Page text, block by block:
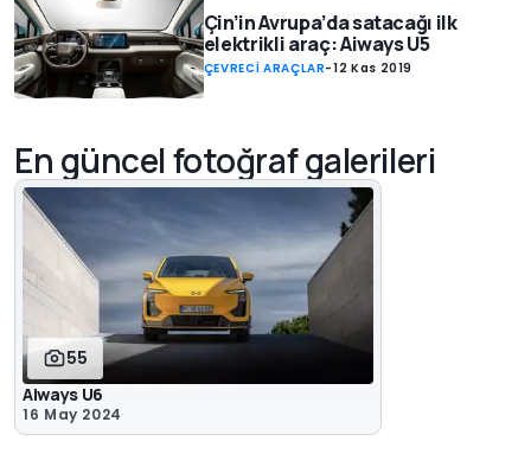
Çin’in Avrupa’da satacağı ilk
elektrikli araç: Aiways U5
ÇEVRECİ ARAÇLAR-12 Kas 2019
En güncel fotoğraf galerileri
55
Aiways U6
16 May 2024